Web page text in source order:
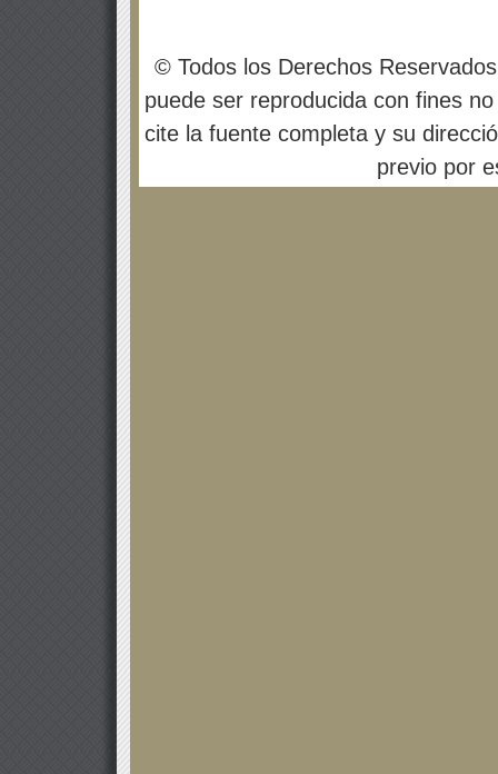
© Todos los Derechos
puede ser reproducida con fines
cite la fuente completa y su
previo por